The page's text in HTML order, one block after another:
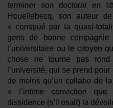
terminer son doctorat en
Houellebecq, son auteur
« conspué par la quasi-
gens de bonne compagnie
l’universitaire ou le citoyen
chose ne tourne pas
l’université, qui se prend
de moins qu’un collabo de
« l’intime conviction que
dissidence (s’il osait) la